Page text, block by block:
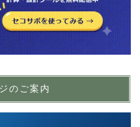
のご案内